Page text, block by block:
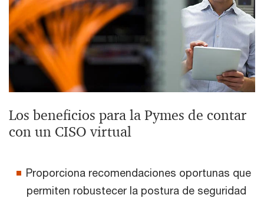
Los beneficios para la Pymes de contar
con un CISO virtual
Proporciona recomendaciones oportunas que
permiten robustecer la postura de seguridad